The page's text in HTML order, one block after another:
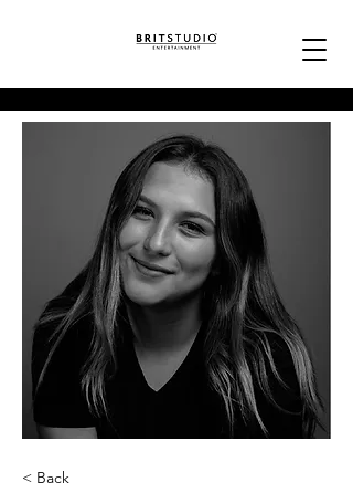
< Back